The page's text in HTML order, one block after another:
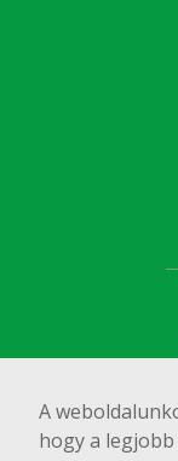
A
hogy a